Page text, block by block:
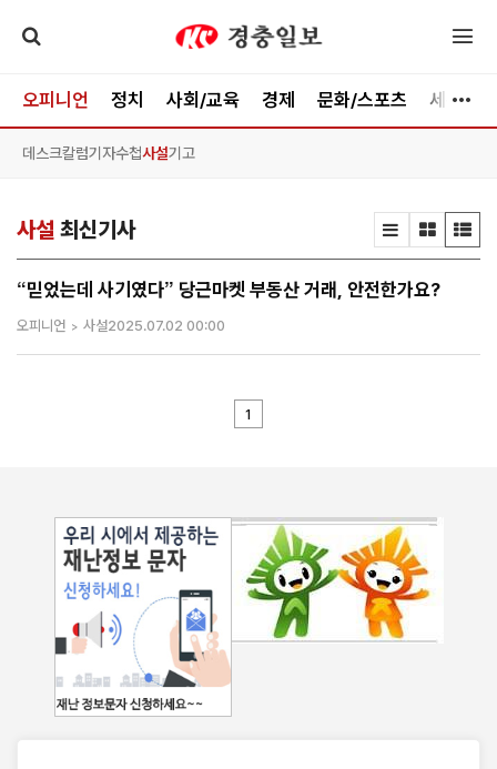
오피니언 정치 사회/교육 경제 문화/스포츠 세종
데스크칼럼기자수첩사설기고
사설 최신기사
“믿었는데 사기였다” 당근마켓 부동산 거래, 안전한가요?
오피니언 사설2025.07.02 00:00
1